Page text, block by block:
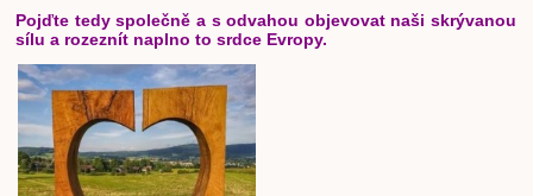
Pojďte tedy společně a s odvahou objevovat naši skrývanou
sílu a rozeznít naplno to srdce Evropy.